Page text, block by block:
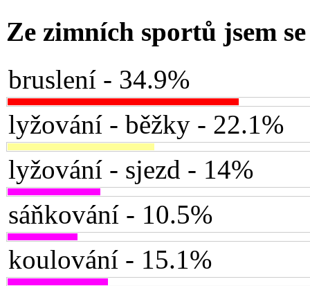
Ze zimních sportů jsem
bruslení - 34.9%
lyžování - běžky - 22.1%
lyžování - sjezd - 14%
sáňkování - 10.5%
koulování - 15.1%